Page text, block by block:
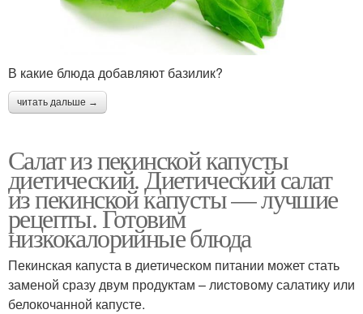
В какие блюда добавляют базилик?
читать дальше →
Салат из пекинской капусты
диетический. Диетический салат
из пекинской капусты — лучшие
рецепты. Готовим
низкокалорийные блюда
Пекинская капуста в диетическом питании может стать
заменой сразу двум продуктам – листовому салатику или
белокочанной капусте.